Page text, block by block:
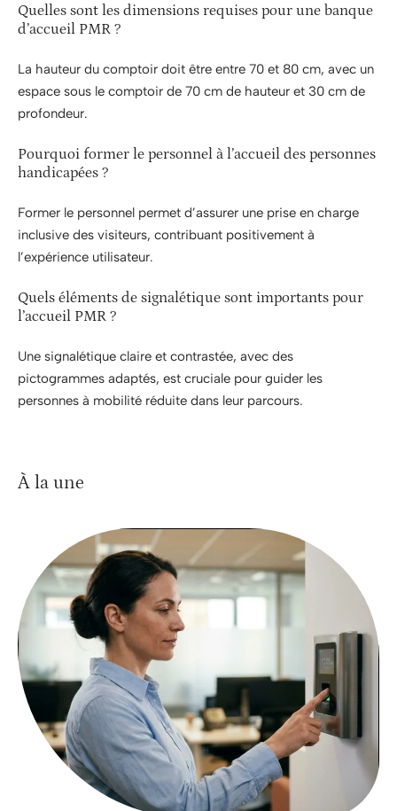
Quelles sont les dimensions requises pour une banque
d’accueil PMR ?
La hauteur du comptoir doit être entre 70 et 80 cm, avec un
espace sous le comptoir de 70 cm de hauteur et 30 cm de
profondeur.
Pourquoi former le personnel à l’accueil des personnes
handicapées ?
Former le personnel permet d’assurer une prise en charge
inclusive des visiteurs, contribuant positivement à
l’expérience utilisateur.
Quels éléments de signalétique sont importants pour
l’accueil PMR ?
Une signalétique claire et contrastée, avec des
pictogrammes adaptés, est cruciale pour guider les
personnes à mobilité réduite dans leur parcours.
À la une